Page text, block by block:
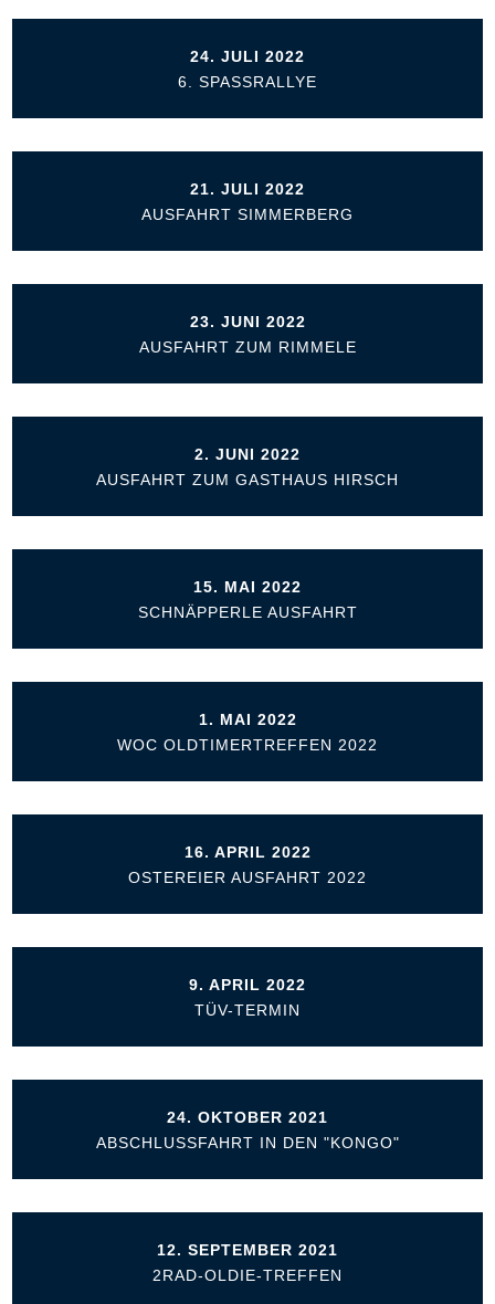
24. JULI 2022
6. SPASSRALLYE
21. JULI 2022
AUSFAHRT SIMMERBERG
23. JUNI 2022
AUSFAHRT ZUM RIMMELE
2. JUNI 2022
AUSFAHRT ZUM GASTHAUS HIRSCH
15. MAI 2022
SCHNÄPPERLE AUSFAHRT
1. MAI 2022
WOC OLDTIMERTREFFEN 2022
16. APRIL 2022
OSTEREIER AUSFAHRT 2022
9. APRIL 2022
TÜV-TERMIN
24. OKTOBER 2021
ABSCHLUSSFAHRT IN DEN "KONGO"
12. SEPTEMBER 2021
2RAD-OLDIE-TREFFEN